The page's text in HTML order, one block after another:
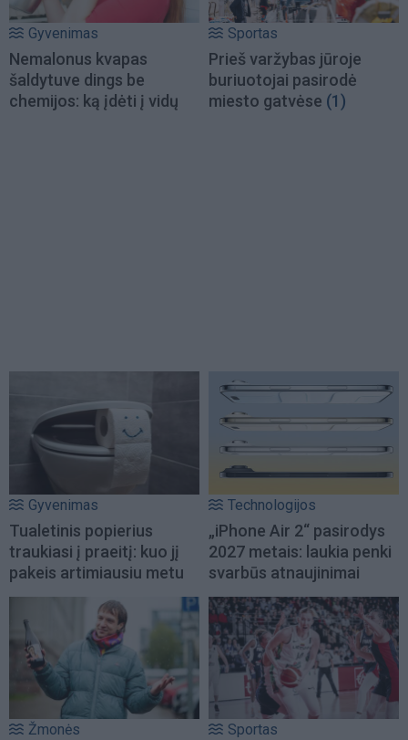
Gyvenimas
Nemalonus kvapas
šaldytuve dings be
chemijos: ką įdėti į vidų
Sportas
Prieš varžybas jūroje
buriuotojai pasirodė
miesto gatvėse (1)
Gyvenimas
Tualetinis popierius
traukiasi į praeitį: kuo jį
pakeis artimiausiu metu
Technologijos
„iPhone Air 2“ pasirodys
2027 metais: laukia penki
svarbūs atnaujinimai
Žmonės Sportas